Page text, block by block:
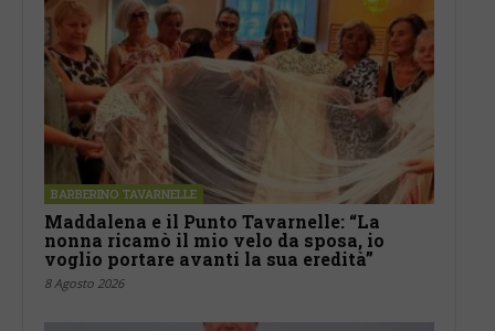
BARBERINO TAVARNELLE
Maddalena e il Punto Tavarnelle: “La
nonna ricamò il mio velo da sposa, io
voglio portare avanti la sua eredità”
8 Agosto 2026